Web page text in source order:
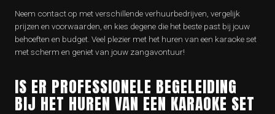
Neem contact op met verschillende verhuurbedrijven, vergelijk
prijzen en voorwaarden, en kies degene die het beste past bij jouw
behoeften en budget. Veel plezier met het huren van een karaoke set
met scherm en geniet van jouw zangavontuur!
IS ER PROFESSIONELE BEGELEIDING
BIJ HET HUREN VAN EEN KARAOKE SET